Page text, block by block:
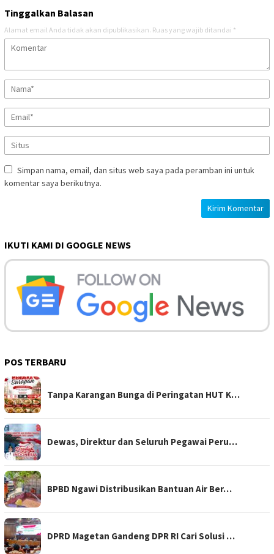
Tinggalkan Balasan
Alamat email Anda tidak akan dipublikasikan. Ruas yang wajib ditandai *
Simpan nama, email, dan situs web saya pada peramban ini untuk
komentar saya berikutnya.
IKUTI KAMI DI GOOGLE NEWS
POS TERBARU
Tanpa Karangan Bunga di Peringatan HUT K…
Dewas, Direktur dan Seluruh Pegawai Peru…
BPBD Ngawi Distribusikan Bantuan Air Ber…
DPRD Magetan Gandeng DPR RI Cari Solusi …